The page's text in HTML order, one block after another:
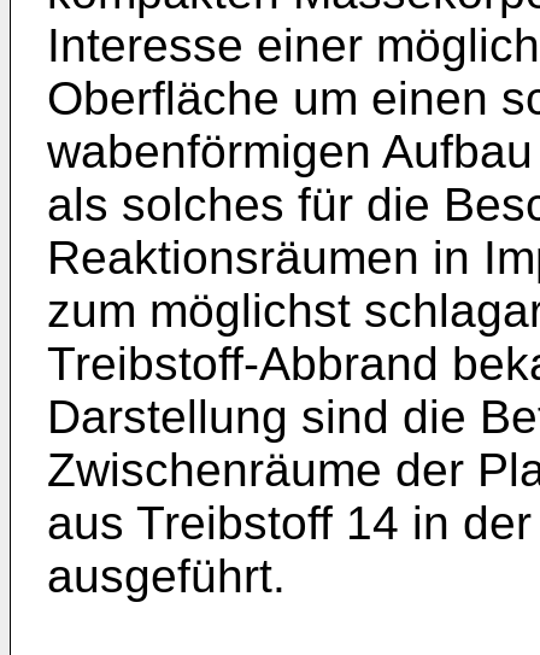
Interesse einer
Oberfläche um einen
wabenförmigen
als solches für die
Reaktionsräumen in
zum möglichst
Treibstoff-Abbrand
Darstellung sind die
Zwischenräume der
aus Treibstoff 14 in
ausgeführt.